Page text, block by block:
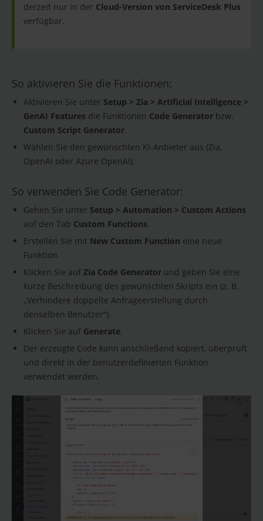
derzeit nur in der Cloud-Version von ServiceDesk Plus
verfügbar.
So aktivieren Sie die Funktionen:
Aktivieren Sie unter Setup > Zia > Artificial Intelligence >
GenAI Features die Funktionen Code Generator bzw.
Custom Script Generator.
Wählen Sie den gewünschten KI-Anbieter aus (Zia,
OpenAI oder Azure OpenAI).
So verwenden Sie Code Generator:
Gehen Sie unter Setup > Automation > Custom Actions
auf den Tab Custom Functions.
Erstellen Sie mit New Custom Function eine neue
Funktion.
Klicken Sie auf Zia Code Generator und geben Sie eine
kurze Beschreibung des gewünschten Skripts ein (z. B.
„Verhindere doppelte Anfrageerstellung durch
denselben Benutzer“).
Klicken Sie auf Generate.
Der erzeugte Code kann anschließend kopiert, überprüft
und direkt in der benutzerdefinierten Funktion
verwendet werden.